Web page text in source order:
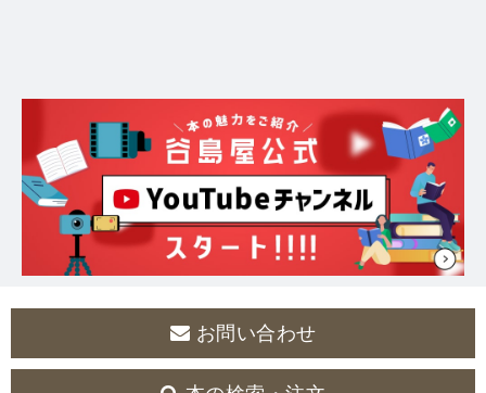
お問い合わせ